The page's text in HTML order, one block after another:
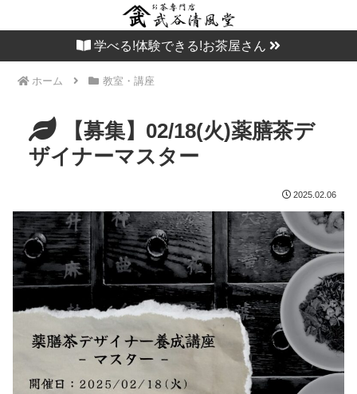
学べる!体験できる!お茶屋さん
ホーム 教室・講座
【募集】02/18(火)薬膳茶デ
ザイナーマスター
2025.02.06